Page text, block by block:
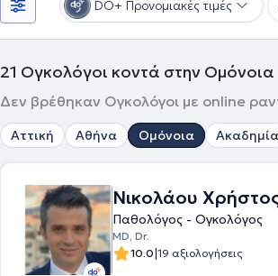
DO+ Προνομιακές τιμές
21 Ογκολόγοι κοντά στην Ομόνοια
Δεν βρέθηκαν Ογκολόγοι με online
Αττική Αθήνα Ομόνοια Ακαδημία
Νικολάου
Παθολόγος - Ογκολόγος
MD, Dr.
10.0|19 αξιολογήσεις